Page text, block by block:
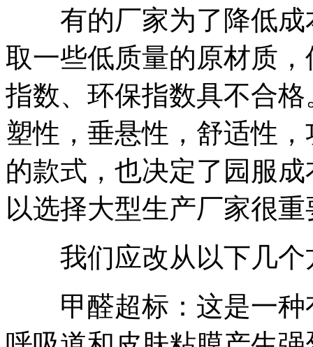
有的厂家为了降低成
取一些低质量的原材质
指数、环保指数具不合
塑性，垂悬性，舒适性
的款式，也决定了园服
以选择大型生产厂家很重
我们应改从以下几个
甲醛超标：这是一种